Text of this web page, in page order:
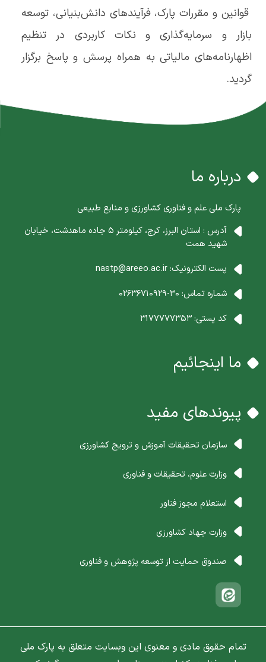
قوانین و مقررات پارک، فرآیندهای دانش‌بنیانی، توسعه
بازار و سرمایه‌گذاری و نکات کاربردی در تنظیم
اظهارنامه‌های مالیاتی به همراه پرسش و پاسخ برگزار
گردید.
درباره ما
پارک ملی علم و فناوری کشاورزی و منابع طبیعی
آدرس : استان البرز، کرج، کیلومتر 5 جاده ماهدشت، خیابان
شهید همت
پست الکترونیک:nastp@areeo.ac.ir
شماره تماس: 30-02636710929
کد پستی:3177777353
ما اینجائیم
پیوندهای مفید
سازمان تحقیقات آموزش و ترویج کشاورزی
وزارت علوم، تحقیقات و فناوری
استعلام مجوز فناور
وزارت جهاد کشاورزی
صندوق حمایت از توسعه پژوهش و فناوری
تمام حقوق مادی و معنوی این وبسایت متعلق به پارک ملی